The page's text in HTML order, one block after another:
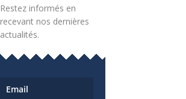
Restez informés en
recevant nos dernières
actualités.